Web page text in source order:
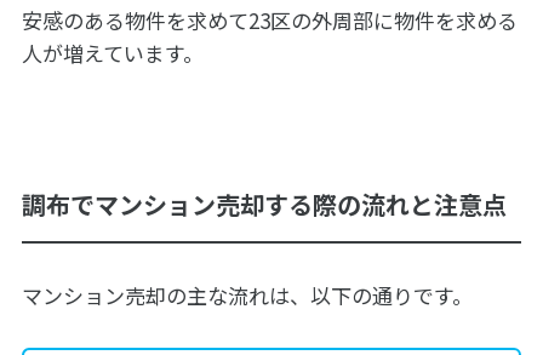
安感のある物件を求めて23区の外周部に物件を求める
人が増えています。
調布でマンション売却する際の流れと注意点
マンション売却の主な流れは、以下の通りです。